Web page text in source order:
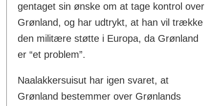
gentaget sin ønske om at tage kontrol over
Grønland, og har udtrykt, at han vil trække
den militære støtte i Europa, da Grønland
er “et problem”.
Naalakkersuisut har igen svaret, at
Grønland bestemmer over Grønlands